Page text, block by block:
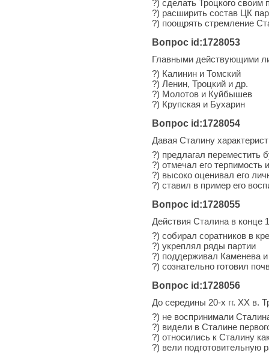
?) сделать Троцкого своим
?) расширить состав ЦК
?) поощрять стремление
Вопрос id:1728053
Главными действующими
?) Калинин и Томский
?) Ленин, Троцкий и др.
?) Молотов и Куйбышев
?) Крупская и Бухарин
Вопрос id:1728054
Давая Сталину
?) предлагал переместить
?) отмечал его
?) высоко оценивал его
?) ставил в пример его
Вопрос id:1728055
Действия Сталина в конце
?) собирал соратников в
?) укреплял ряды партии
?) поддерживал Каменева
?) сознательно готовил
Вопрос id:1728056
До середины 20-х гг. ХХ в.
?) не воспринимали
?) видели в Сталине
?) относились к Сталину
?) вели подготовительную